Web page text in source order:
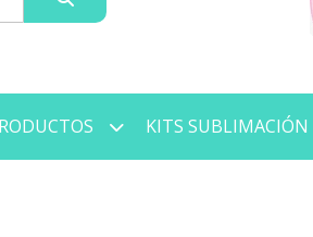
KITS SUBLIMACIÓN